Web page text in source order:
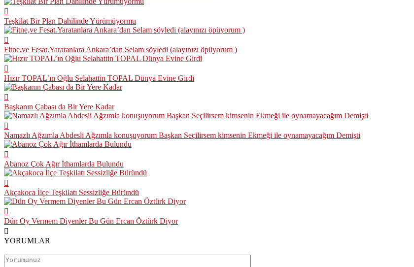
Teşkilat Bir Plan Dahilinde Yürümüyormu
Fitne,ve Fesat.Yaratanlara Ankara’dan Selam söyledi (alayınızı öpüyorum )
Hızır TOPAL’ın Oğlu Selahattin TOPAL Dünya Evine Girdi
Başkanın Çabası da Bir Yere Kadar
Namazlı Ağzımla Abdesli Ağzımla konuşuyorum Başkan Seçilirsem kimsenin Ekmeği ile oynamayacağım Demişti
Abanoz Çok Ağır İthamlarda Bulundu
Akçakoca İlçe Teşkilatı Sessizliğe Büründü
Dün Oy Vermem Diyenler Bu Gün Ercan Öztürk Diyor
YORUMLAR